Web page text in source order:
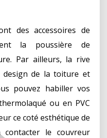
des accessoires de
la poussière de
Par ailleurs, la rive
design de la toiture et
pouvez habiller vos
ou en PVC
ce coté esthétique de
contacter le couvreur